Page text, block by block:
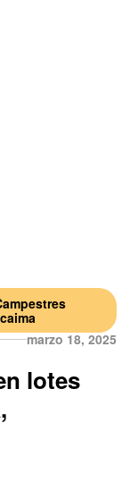
marzo 18, 2025
lotes